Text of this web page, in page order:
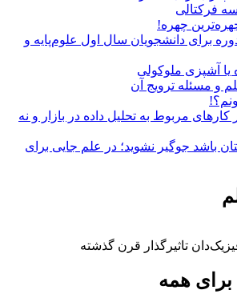
فرکتالی
چهره!
برای دانشجویان سال اول علوم‌پایه و
آشپزی ملوکولی
و مسئله ترویج آن
مربوط به تحلیل داده در بازار و نه
باشد جوگیر نشوید؛ در علم جایی برای
تاثیرگذار قرن گذشته
برای همه